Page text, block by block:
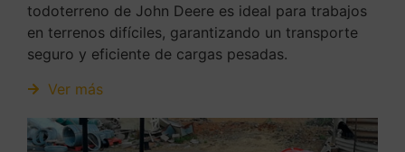
todoterreno de John Deere es ideal para trabajos
en terrenos difíciles, garantizando un transporte
seguro y eficiente de cargas pesadas.
Ver más